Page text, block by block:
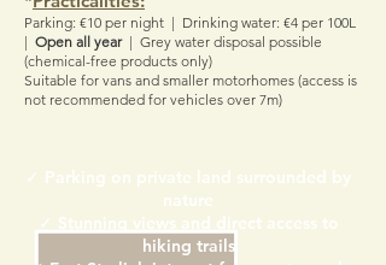
Parking: €10 per night | Drinking water: €4 per 100L
| Open all year | Grey water disposal possible
(chemical-free products only)
Suitable for vans and smaller motorhomes (access is
not recommended for vehicles over 7m)
✓ Parking on private land surrounded by
nature
✓ Stunning views and direct access to
hiking trails